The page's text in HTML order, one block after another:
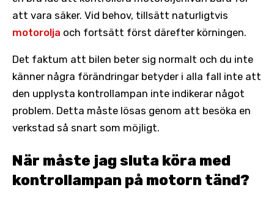
att vara säker. Vid behov, tillsätt naturligtvis
motorolja och fortsätt först därefter körningen.
Det faktum att bilen beter sig normalt och du inte
känner några förändringar betyder i alla fall inte att
den upplysta kontrollampan inte indikerar något
problem. Detta måste lösas genom att besöka en
verkstad så snart som möjligt.
När måste jag sluta köra med
kontrollampan på motorn tänd?